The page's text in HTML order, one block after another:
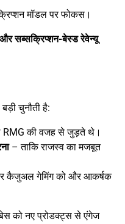
मॉडल पर फोकस।
सब्सक्रिप्शन-बेस्ड रेवेन्यू
चुनौती है:
की वजह से जुड़ते थे।
– ताकि राजस्व का मजबूत
कैजुअल गेमिंग को और आकर्षक
को नए प्रोडक्ट्स से एंगेज